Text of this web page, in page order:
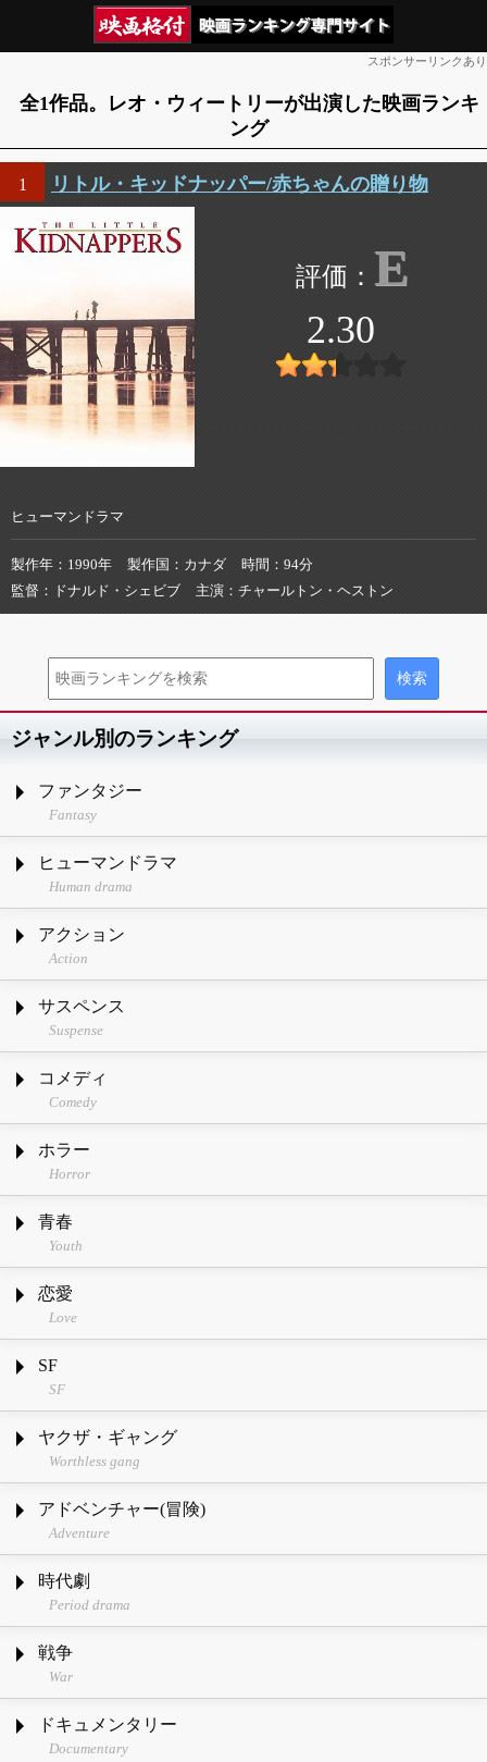
スポンサーリンクあり
全1作品。レオ・ウィートリーが出演した映画ランキ
ング
1 リトル・キッドナッパー/赤ちゃんの贈り物
E
2.30
ヒューマンドラマ
製作年 1990年 製作国 カナダ 時間
94分
監督
ドナルド・シェビブ 主演 チャールトン・ヘストン
ジャンル別のランキング
ファンタジー
Fantasy
ヒューマンドラマ
Human drama
アクション
Action
サスペンス
Suspense
コメディ
Comedy
ホラー
Horror
青春
Youth
恋愛
Love
SF
SF
ヤクザ・ギャング
Worthless gang
アドベンチャー(冒険)
Adventure
時代劇
Period drama
戦争
War
ドキュメンタリー
Documentary